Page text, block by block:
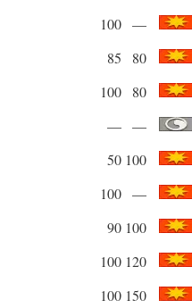
—
100
80
85
80
100
—
—
100
50
—
100
100
90
120
100
150
100